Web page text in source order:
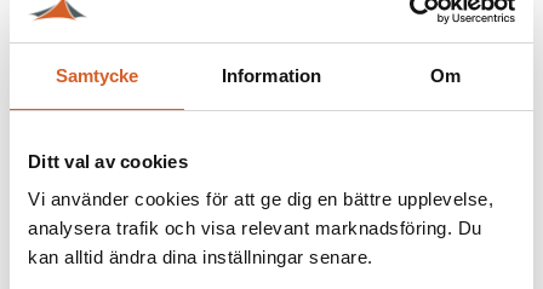
Samtycke Information Om
Ditt val av cookies
Vi använder cookies för att ge dig en bättre upplevelse,
analysera trafik och visa relevant marknadsföring. Du
kan alltid ändra dina inställningar senare.